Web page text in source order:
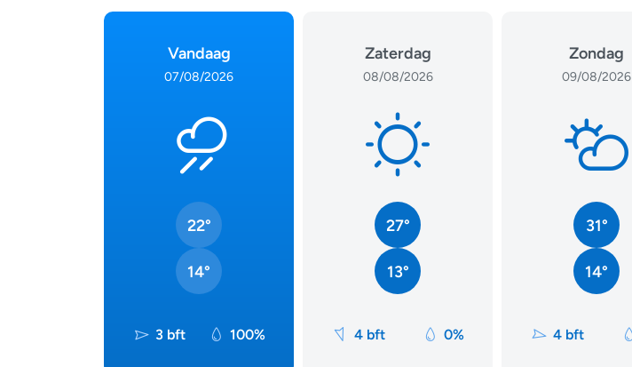
Vandaag
07/08/2026
22°
14°
3 bft 100%
Zaterdag
08/08/2026
27°
13°
4 bft 0%
Zondag
09/08/2026
31°
14°
4 bft